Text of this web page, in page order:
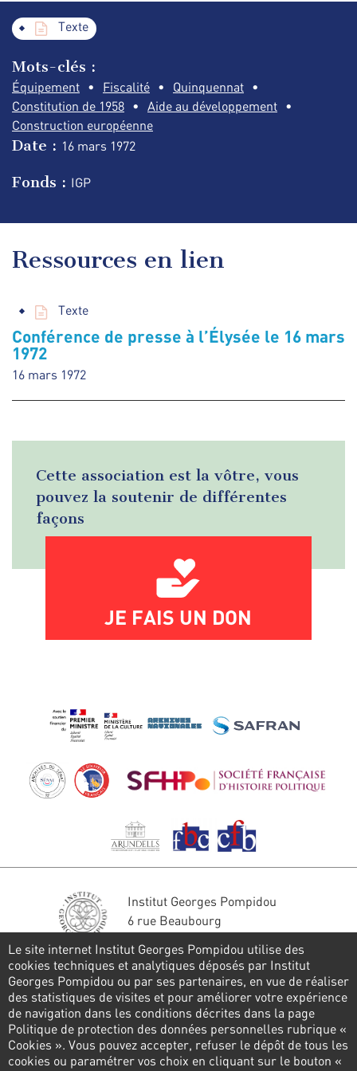
Texte
Mots-clés :
Équipement Fiscalité
Quinquennat
Constitution de 1958
Aide au développement
Construction européenne
Date : 16 mars 1972
Fonds : IGP
Ressources en lien
Texte
Conférence de presse à l’Élysée le 16 mars
1972
16 mars 1972
Cette association est la vôtre, vous
pouvez la soutenir de différentes
façons
JE FAIS UN DON
Institut Georges Pompidou
6 rue Beaubourg
Tél. : 01 44 78 41 22
Restons en contact
FORMULAIRE DE CONTACT
Suivez-nous
Le site internet Institut Georges Pompidou utilise des
cookies techniques et analytiques déposés par Institut
Georges Pompidou ou par ses partenaires, en vue de réaliser
des statistiques de visites et pour améliorer votre expérience
de navigation dans les conditions décrites dans la page
Politique de protection des données personnelles rubrique «
Cookies ». Vous pouvez accepter, refuser le dépôt de tous les
cookies ou paramétrer vos choix en cliquant sur le bouton «